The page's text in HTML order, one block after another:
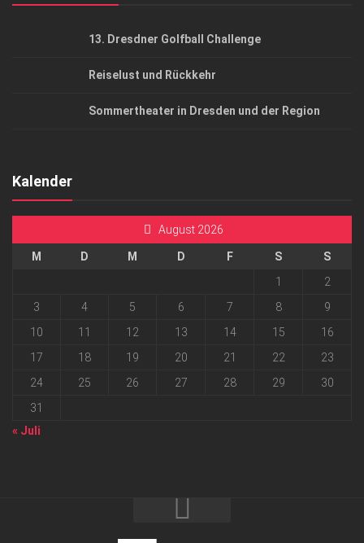
13. Dresdner Golfball Challenge
Reiselust und Rückkehr
Sommertheater in Dresden und der Region
Kalender
August 2026
M D M D F S
S
1
2
3
4 5 6 7 8
9
10
11 12 13 14 15
16
17
18 19 20 21 22
23
24
25 26 27 28 29
30
31
« Juli